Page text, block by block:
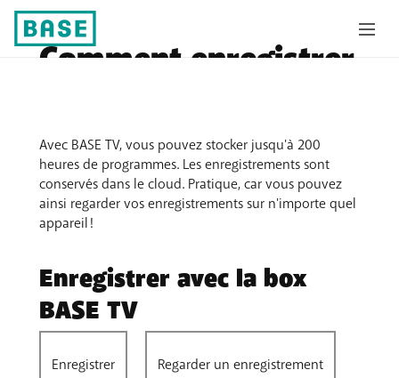
Comment enregistrer
Avec BASE TV, vous pouvez stocker jusqu'à 200
heures de programmes. Les enregistrements sont
conservés dans le cloud. Pratique, car vous pouvez
ainsi regarder vos enregistrements sur n'importe quel
appareil !
Enregistrer avec la box
BASE TV
Enregistrer Regarder un enregistrement